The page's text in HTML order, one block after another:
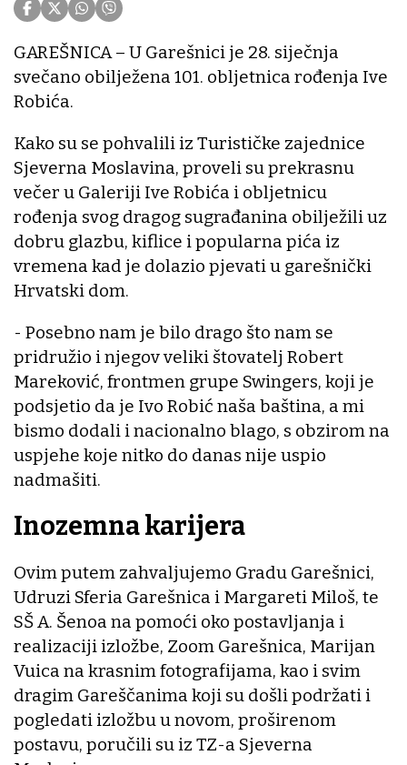
GAREŠNICA – U Garešnici je 28. siječnja
svečano obilježena 101. obljetnica rođenja Ive
Robića.
Kako su se pohvalili iz Turističke zajednice
Sjeverna Moslavina, proveli su prekrasnu
večer u Galeriji Ive Robića i obljetnicu
rođenja svog dragog sugrađanina obilježili uz
dobru glazbu, kiflice i popularna pića iz
vremena kad je dolazio pjevati u garešnički
Hrvatski dom.
- Posebno nam je bilo drago što nam se
pridružio i njegov veliki štovatelj Robert
Mareković, frontmen grupe Swingers, koji je
podsjetio da je Ivo Robić naša baština, a mi
bismo dodali i nacionalno blago, s obzirom na
uspjehe koje nitko do danas nije uspio
nadmašiti.
Inozemna karijera
Ovim putem zahvaljujemo Gradu Garešnici,
Udruzi Sferia Garešnica i Margareti Miloš, te
SŠ A. Šenoa na pomoći oko postavljanja i
realizaciji izložbe, Zoom Garešnica, Marijan
Vuica na krasnim fotografijama, kao i svim
dragim Gareščanima koji su došli podržati i
pogledati izložbu u novom, proširenom
postavu, poručili su iz TZ-a Sjeverna